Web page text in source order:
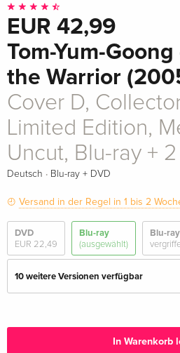
EUR 42,99
Tom-Yum-
the Warrior
Cover D,
Limited Edition,
Uncut, Blu-ray +
Deutsch · Blu-ray + DVD
Versand in der Regel in 1 bis 2
DVD
EUR 22,49
Blu-ray
(ausgewählt)
Blu-
10 weitere Versionen verfügbar
Deutsch
In Warenkorb